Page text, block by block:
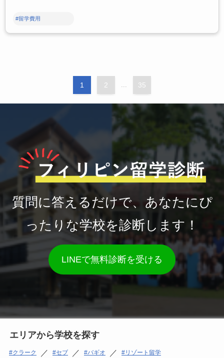
#留学費用
1 2 ... 35
質問に答えるだけで、あなたにぴ
ったりな学校を診断します！
LINEで無料診断を受ける
エリアから学校を探す
クラーク ／ セブ ／ バギオ ／ リゾート留学